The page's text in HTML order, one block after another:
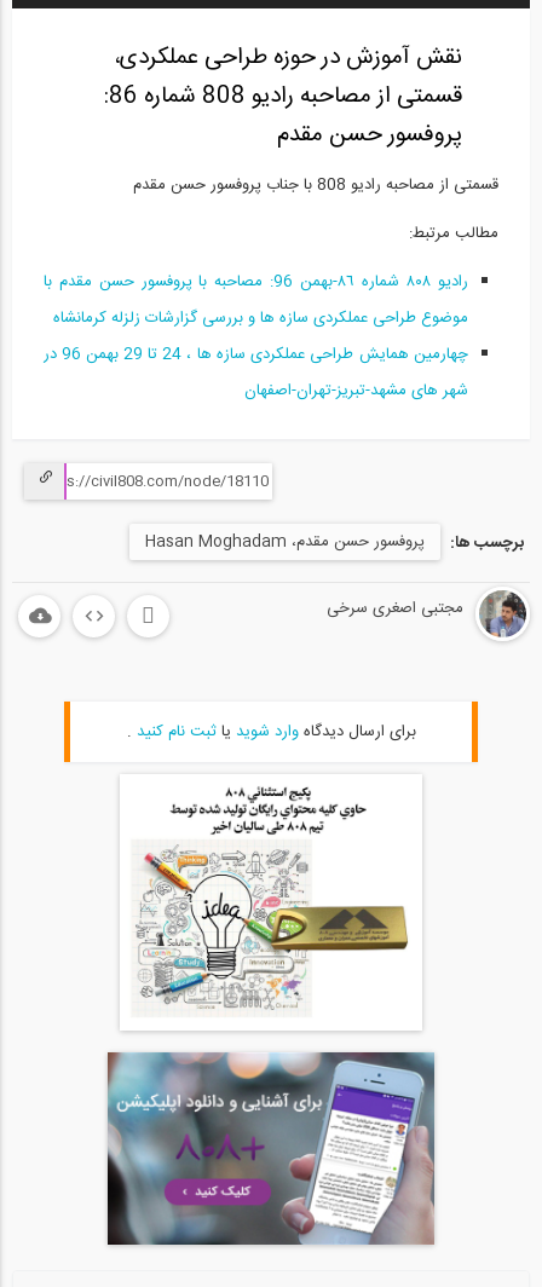
نقش آموزش در حوزه طراحی عملکردی،
قسمتی از مصاحبه رادیو 808 شماره 86:
پروفسور حسن مقدم
قسمتی از مصاحبه رادیو 808 با جناب پروفسور حسن مقدم
مطالب مرتبط:
راديو ٨٠٨ شماره ٨٦-بهمن 96: مصاحبه با پروفسور حسن مقدم با
موضوع طراحی عملكردی سازه ها و بررسی گزارشات زلزله كرمانشاه
چهارمین همایش طراحی عملکردی سازه ها ، 24 تا 29 بهمن 96 در
شهر های مشهد-تبریز-تهران-اصفهان
برچسب ها: پروفسور حسن مقدم، Hasan Moghadam
مجتبی اصغری سرخی
برای ارسال دیدگاهوارد شوید یاثبت نام کنید .